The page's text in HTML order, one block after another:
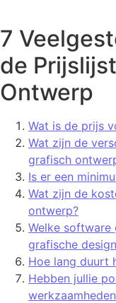
7
de
Ontwerp
Wat is de prijs
Wat zijn de
grafisch
Is er een
Wat zijn de
ontwerp?
Welke software
grafische
Hoe lang duurt
Hebben jullie